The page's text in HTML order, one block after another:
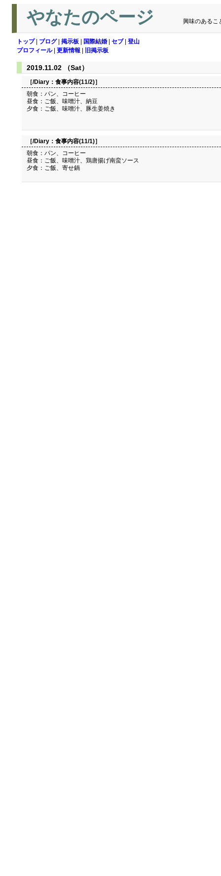
やなたのページ 興味のあるこ
トップ| ブログ| 掲示板 国際結婚 セブ| 登山
プロフィール| 更新情報 旧掲示板
2019.11.02 （Sat）
［/Diary： 食事内容(11/2)］
朝食：パン、コーヒー
昼食：ご飯、味噌汁、納豆
夕食：ご飯、味噌汁、豚生姜焼き
［/Diary： 食事内容(11/1)］
朝食：パン、コーヒー
昼食：ご飯、味噌汁、鶏唐揚げ南蛮ソース
夕食：ご飯、寄せ鍋